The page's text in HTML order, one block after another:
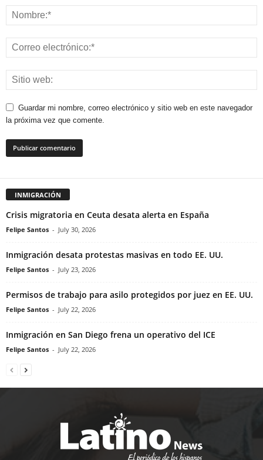
Guardar mi nombre, correo electrónico y sitio web en este navegador
la próxima vez que comente.
INMIGRACIÓN
Crisis migratoria en Ceuta desata alerta en España
Felipe Santos - July 30, 2026
Inmigración desata protestas masivas en todo EE. UU.
Felipe Santos - July 23, 2026
Permisos de trabajo para asilo protegidos por juez en EE. UU.
Felipe Santos - July 22, 2026
Inmigración en San Diego frena un operativo del ICE
Felipe Santos - July 22, 2026